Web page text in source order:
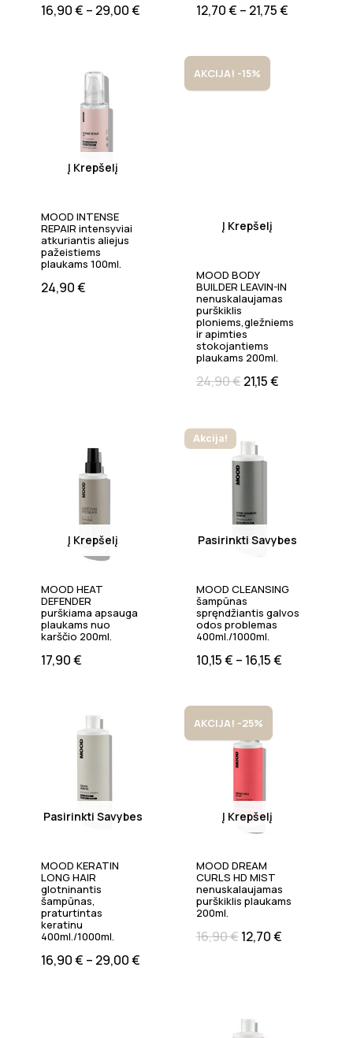
16,90€ – 29,00€ 12,70€ – 21,75€
Į Krepšelį
MOOD INTENSE
REPAIR intensyviai
atkuriantis aliejus
pažeistiems
plaukams 100ml.
24,90€
AKCIJA! -15%
Į Krepšelį
MOOD BODY
BUILDER LEAVIN-IN
nenuskalaujamas
purškiklis
ploniems,gležniems
ir apimties
stokojantiems
plaukams 200ml.
24,90€ 21,15€
Į Krepšelį
MOOD HEAT
DEFENDER
purškiama apsauga
plaukams nuo
karščio 200ml.
17,90€
Akcija!
Pasirinkti Savybes
MOOD CLEANSING
šampūnas
spręndžiantis galvos
odos problemas
400ml./1000ml.
10,15€ – 16,15€
Pasirinkti Savybes
MOOD KERATIN
LONG HAIR
glotninantis
šampūnas,
praturtintas
keratinu
400ml./1000ml.
16,90€ – 29,00€
AKCIJA! -25%
Į Krepšelį
MOOD DREAM
CURLS HD MIST
nenuskalaujamas
purškiklis plaukams
200ml.
16,90€ 12,70€